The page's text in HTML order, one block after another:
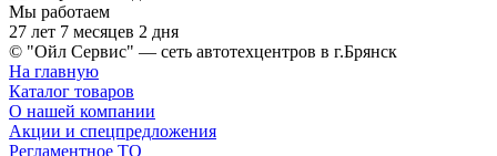
Мы работаем
27 лет 7 месяцев 2 дня
© "Ойл Сервис" — сеть автотехцентров в г.Брянск
На главную
Каталог товаров
О нашей компании
Акции и спецпредложения
Регламентное ТО